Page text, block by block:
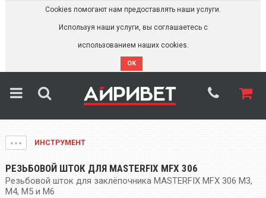
Cookies помогают нам предоставлять наши услуги.
Используя наши услуги, вы соглашаетесь с
использованием наших cookies.
OK
ИНСТРУМЕНТ
РЕЗЬБОВОЙ ШТОК ДЛЯ MASTERFIX MFX 306
Резьбовой шток для заклёпочника MASTERFIX MFX 306 М3,
M4, M5 и M6